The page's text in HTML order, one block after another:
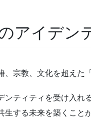
アイデン
、宗教、文化を超えた
ティティを受け入れ
する未来を築くこと